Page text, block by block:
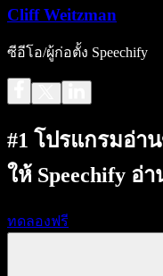
Cliff Weitzman
ซีอีโอ/ผู้ก่อตั้ง Speechify
#1 โปรแกรมอ่า
ให้ Speechify อ่
ทดลองฟรี